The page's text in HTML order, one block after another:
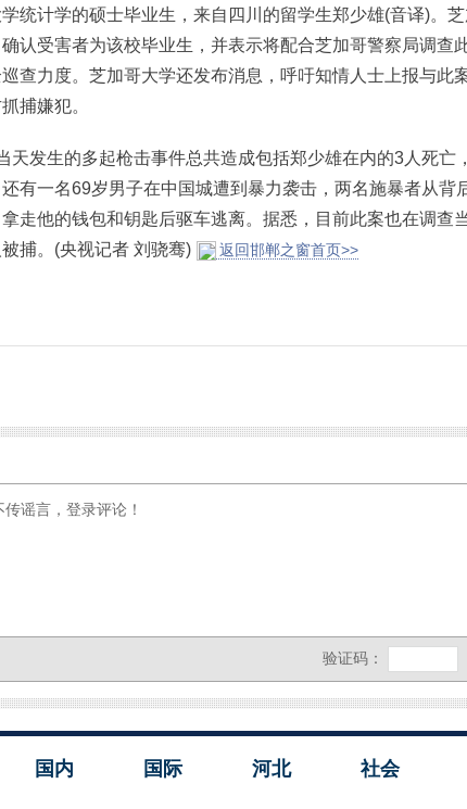
统计学的硕士毕业生，来自四川的留学生郑少雄(音译)。
认受害者为该校毕业生，并表示将配合芝加哥警察局调查
查力度。芝加哥大学还发布消息，呼吁知情人士上报与此
捕嫌犯。
发生的多起枪击事件总共造成包括郑少雄在内的3人死亡
有一名69岁男子在中国城遭到暴力袭击，两名施暴者从背
走他的钱包和钥匙后驱车逃离。据悉，目前此案也在调查
捕。(央视记者 刘骁骞)
返回邯郸之窗首页>>
国内 国际 河北 社会